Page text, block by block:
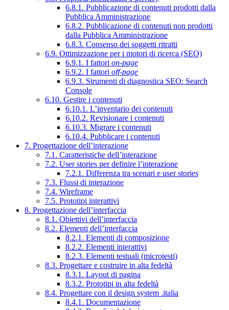
6.8.1. Pubblicazione di contenuti prodotti dalla
Pubblica Amministrazione
6.8.2. Pubblicazione di contenuti non prodotti
dalla Pubblica Amministrazione
6.8.3. Consenso dei soggetti ritratti
6.9. Ottimizzazione per i motori di ricerca (SEO)
6.9.1. I fattori on-page
6.9.2. I fattori off-page
6.9.3. Strumenti di diagnostica SEO: Search
Console
6.10. Gestire i contenuti
6.10.1. L’inventario dei contenuti
6.10.2. Revisionare i contenuti
6.10.3. Migrare i contenuti
6.10.4. Pubblicare i contenuti
7. Progettazione dell’interazione
7.1. Caratteristiche dell’interazione
7.2. User stories per definire l’interazione
7.2.1. Differenza tra scenari e user stories
7.3. Flussi di interazione
7.4. Wireframe
7.5. Prototipi interattivi
8. Progettazione dell’interfaccia
8.1. Obiettivi dell’interfaccia
8.2. Elementi dell’interfaccia
8.2.1. Elementi di composizione
8.2.2. Elementi interattivi
8.2.3. Elementi testuali (microtesti)
8.3. Progettare e costruire in alta fedeltà
8.3.1. Layout di pagina
8.3.2. Prototipi in alta fedeltà
8.4. Progettare con il design system .italia
8.4.1. Documentazione